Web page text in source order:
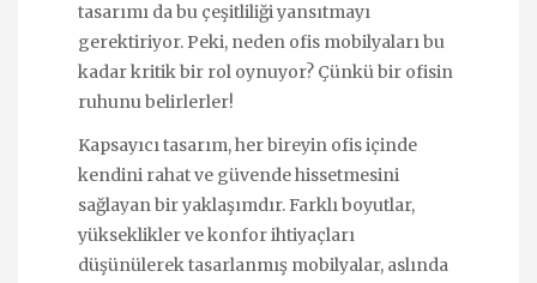
tasarımı da bu çeşitliliği yansıtmayı
gerektiriyor. Peki, neden ofis mobilyaları bu
kadar kritik bir rol oynuyor? Çünkü bir ofisin
ruhunu belirlerler!
Kapsayıcı tasarım, her bireyin ofis içinde
kendini rahat ve güvende hissetmesini
sağlayan bir yaklaşımdır. Farklı boyutlar,
yükseklikler ve konfor ihtiyaçları
düşünülerek tasarlanmış mobilyalar, aslında